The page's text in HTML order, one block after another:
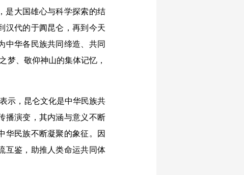
是大国雄心与科学探索的结
汉代的于阗昆仑，再到今天
中华各民族共同缔造、共同
梦、敬仰神山的集体记忆，
示，昆仑文化是中华民族共
播演变，其内涵与意义不断
华民族不断凝聚的象征。因
互鉴，助推人类命运共同体